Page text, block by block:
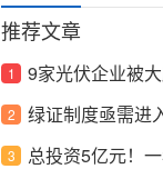
推荐文章
9家光伏企业被
绿证制度亟需进
需求侧如何改革
总投资5亿元！